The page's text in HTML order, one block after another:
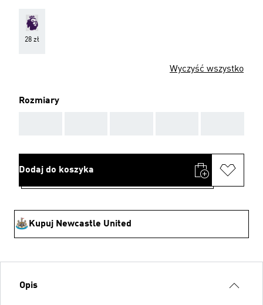
28 zł
Wyczyść wszystko
Rozmiary
Dodaj do koszyka
Kupuj Newcastle United
Opis